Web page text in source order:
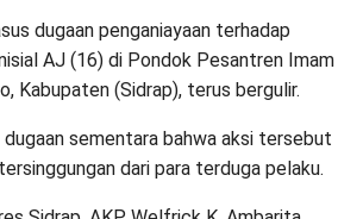
dugaan penganiayaan terhadap
AJ (16) di Pondok Pesantren Imam
Kabupaten (Sidrap), terus bergulir.
sementara bahwa aksi tersebut
dari para terduga pelaku.